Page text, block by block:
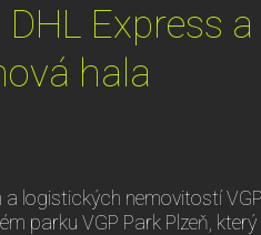
Express
hala
logistických nemovitostí
parku VGP Park Plzeň,